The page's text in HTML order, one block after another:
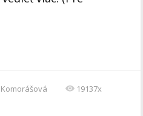
19137x